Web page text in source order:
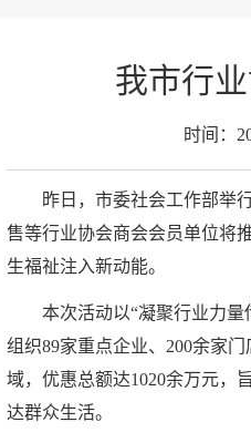
我市行
时间：
昨日，市委社会工作部举
售等行业协会商会会员单位将
生福祉注入新动能。
本次活动以“凝聚行业力
组织89家重点企业、200余家
域，优惠总额达1020余万元，
达群众生活。